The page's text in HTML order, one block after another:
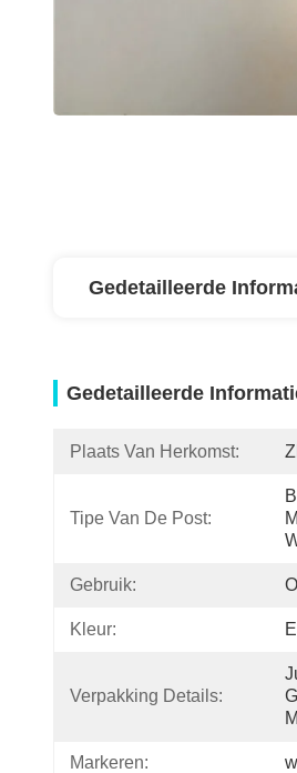
Gedetailleerde
Gedetailleerde
Plaats Van Herkomst:
Tipe Van De Post:
Gebruik:
Kleur:
Verpakking Details:
Markeren: